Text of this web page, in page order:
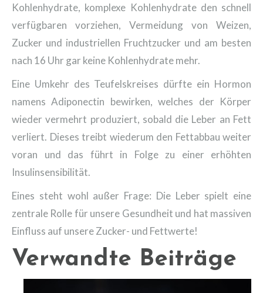
Kohlenhydrate, komplexe Kohlenhydrate den schnell
verfügbaren vorziehen, Vermeidung von Weizen,
Zucker und industriellen Fruchtzucker und am besten
nach 16 Uhr gar keine Kohlenhydrate mehr.
Eine Umkehr des Teufelskreises dürfte ein Hormon
namens Adiponectin bewirken, welches der Körper
wieder vermehrt produziert, sobald die Leber an Fett
verliert. Dieses treibt wiederum den Fettabbau weiter
voran und das führt in Folge zu einer erhöhten
Insulinsensibilität.
Eines steht wohl außer Frage: Die Leber spielt eine
zentrale Rolle für unsere Gesundheit und hat massiven
Einfluss auf unsere Zucker- und Fettwerte!
Verwandte Beiträge